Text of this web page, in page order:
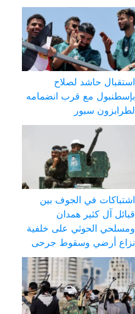
استقبال حاشد لصلاح
بإسطنبول مع قرب انضمامه
لطرابزون سبور
اشتباكات في الجوف بين
قبائل آل كثير همدان
ومسلحي الحوثي على خلفية
نزاع أرضي وسقوط جرحى